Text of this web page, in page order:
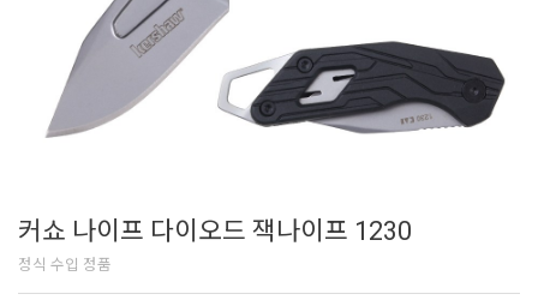
커쇼 나이프 다이오드 잭나이프 1230
정식 수입 정품